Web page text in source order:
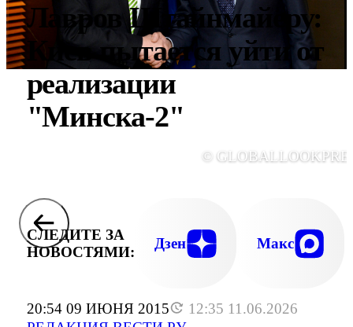
20:54 09 ИЮНЯ 2015
12:35 11.06.2026
Лавров Штайнмайеру:
Киев пытается уйти от
реализации
"Минска-2"
©
СЛЕДИТЕ ЗА
НОВОСТЯМИ:
Дзен Макс